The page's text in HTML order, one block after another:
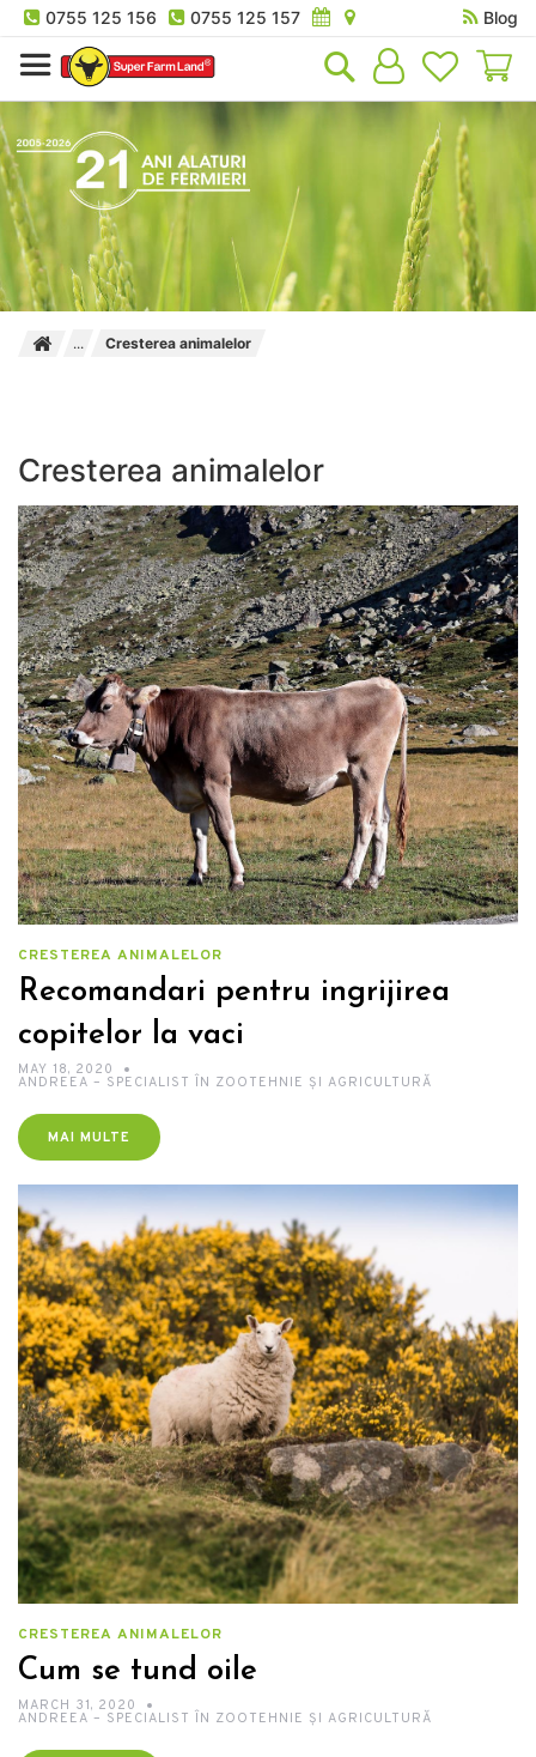
0755 125 156 0755 125 157
Blog
Cresterea animalelor
Cresterea animalelor
CRESTEREA ANIMALELOR
Recomandari pentru ingrijirea
copitelor la vaci
MAY 18, 2020
ANDREEA – SPECIALIST ÎN ZOOTEHNIE ȘI AGRICULTURĂ
MAI MULTE
CRESTEREA ANIMALELOR
Cum se tund oile
MARCH 31, 2020
ANDREEA – SPECIALIST ÎN ZOOTEHNIE ȘI AGRICULTURĂ